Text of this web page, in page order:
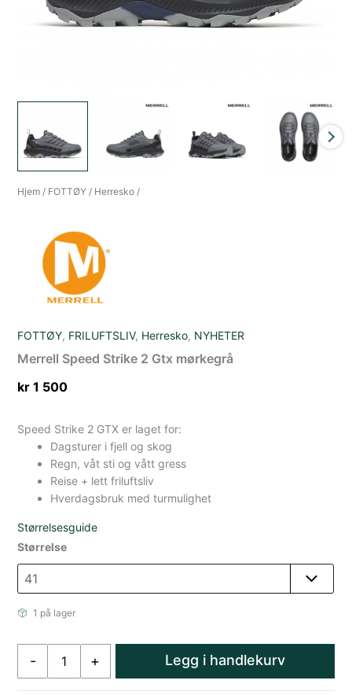
Hjem / FOTTØY / Herresko /
FOTTØY, FRILUFTSLIV, Herresko, NYHETER
Merrell Speed Strike 2 Gtx mørkegrå
kr 1 500
Speed Strike 2 GTX er laget for:
Dagsturer i fjell og skog
Regn, våt sti og vått gress
Reise + lett friluftsliv
Hverdagsbruk med turmulighet
Størrelsesguide
Størrelse
1 på lager
- + Legg i handlekurv